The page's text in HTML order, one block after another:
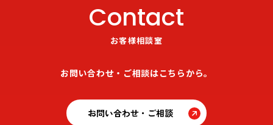
Contact
お客様相談室
お問い合わせ・ご相談はこちらから。
お問い合わせ・ご相談